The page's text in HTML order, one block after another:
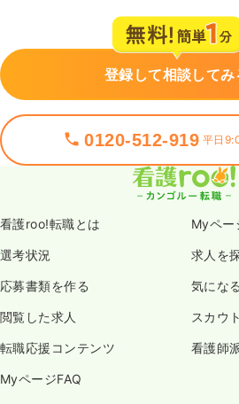
登録して相談してみ
0120-512-919 平日
看護roo!転職とは Myペー
選考状況 求人を
応募書類を作る 気にな
閲覧した求人 スカウ
転職応援コンテンツ 看護師
MyページFAQ